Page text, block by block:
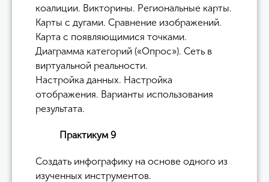
коалиции. Викторины. Региональные карты.
Карты с дугами. Сравнение изображений.
Карта с появляющимися точками.
Диаграмма категорий («Опрос»). Сеть в
виртуальной реальности.
Настройка данных. Настройка
отображения. Варианты использования
результата.
Практикум 9
Создать инфографику на основе одного из
изученных инструментов.